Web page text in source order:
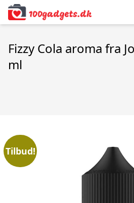
Fizzy Cola aroma fra
ml
Tilbud!